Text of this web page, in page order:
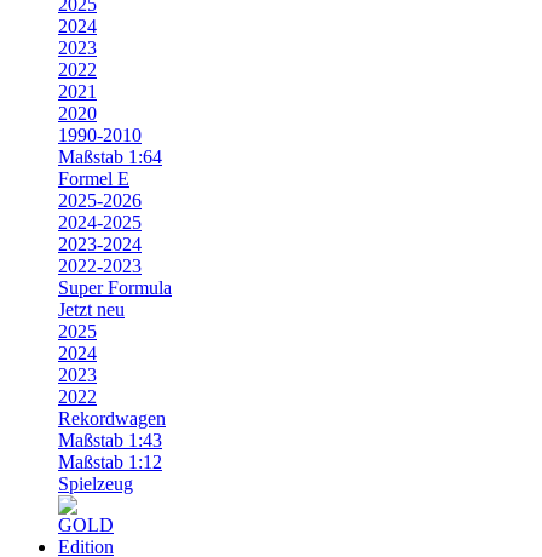
2025
2024
2023
2022
2021
2020
1990-2010
Maßstab 1:64
Formel E
2025-2026
2024-2025
2023-2024
2022-2023
Super Formula
Jetzt neu
2025
2024
2023
2022
Rekordwagen
Maßstab 1:43
Maßstab 1:12
Spielzeug